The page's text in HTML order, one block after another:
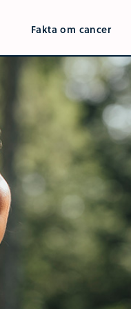
Fakta om cancer